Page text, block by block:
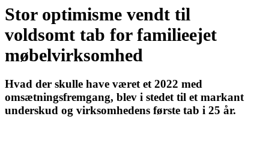
Stor optimisme vendt til
voldsomt tab for familieejet
møbelvirksomhed
Hvad der skulle have været et 2022 med
omsætningsfremgang, blev i stedet til et markant
underskud og virksomhedens første tab i 25 år.